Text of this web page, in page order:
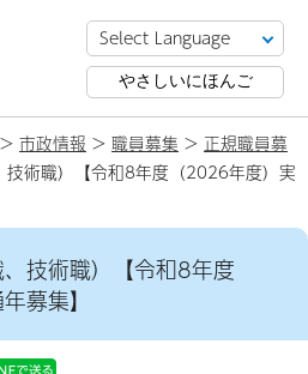
やさしいにほんご
> 市政情報 > 職員募集 > 正規職員募
術職）【令和8年度（2026年度）実
技術職）【令和8年度
募集】